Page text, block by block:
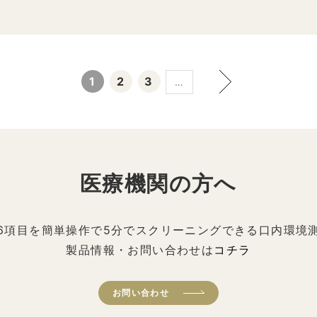
1 2 3 …
医療機関の方へ
目を簡単操作で5分でスクリーニングできる口内環境
製品情報・お問い合わせは コチラ
お問い合わせ